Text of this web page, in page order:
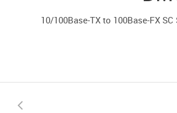
10/100Base-TX to 100Base-FX